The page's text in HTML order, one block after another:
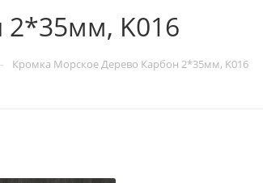
K016
Кромка Морское Дерево Карбон 2*35мм, K016